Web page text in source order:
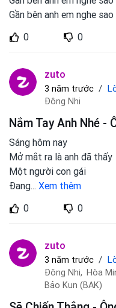
Gần bên anh em nghe
0
0
zuto
3 năm trước
Đông Nhi
Nắm Tay Anh Nhé -
Sáng hôm nay
Mở mắt ra là anh đã thấy
Một người con gái
Đang... Xem thêm
0
0
zuto
3 năm trước
Đông Nhi, Hòa
Bảo Kun (BAK)